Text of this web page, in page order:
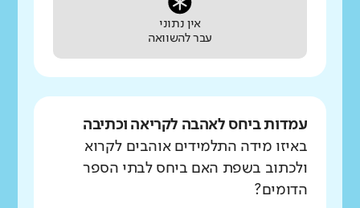
אין נתוני
עבר להשוואה
עמדות ביחס לאהבה לקריאה וכתיבה
באיזו מידה התלמידים אוהבים לקרוא
ולכתוב בשפת האם ביחס לבתי הספר
הדומים?